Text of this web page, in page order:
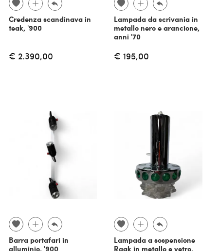
Credenza scandinava in
teak, '900
€ 2.390,00
Lampada da scrivania in
metallo nero e arancione,
anni '70
€ 195,00
Barra portafari in
alluminio, '900
Lampada a sospensione
Raak in metallo e vetro,